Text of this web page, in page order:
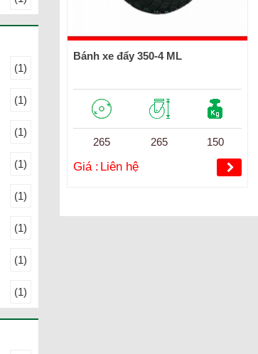
(1)
(1)
(1)
(1)
(1)
(1)
(1)
(1)
Bánh xe đẩy 350-4 ML
265 265 150
Giá : Liên hệ